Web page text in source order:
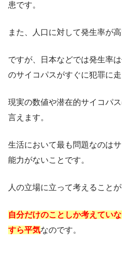
患です。
また、人口に対して発生率が高
ですが、日本などでは発生率
のサイコパスがすぐに犯罪に
現実の数値や潜在的サイコパ
言えます。
生活において最も問題なのは
能力がないことです。
人の立場に立って考えること
自分だけのことしか考えてい
すら平気なのです。